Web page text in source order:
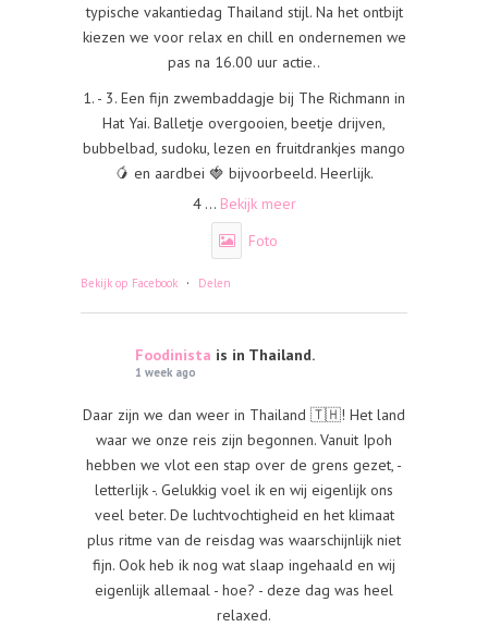
typische vakantiedag Thailand stijl. Na het ontbijt
kiezen we voor relax en chill en ondernemen we
pas na 16.00 uur actie..
1. - 3. Een fijn zwembaddagje bij The Richmann in
Hat Yai. Balletje overgooien, beetje drijven,
bubbelbad, sudoku, lezen en fruitdrankjes mango
🥭 en aardbei 🍓 bijvoorbeeld. Heerlijk.
4 ... Bekijk meer
Foto
Bekijk op Facebook · Delen
Foodinista is in Thailand.
1 week ago
Daar zijn we dan weer in Thailand 🇹🇭! Het land
waar we onze reis zijn begonnen. Vanuit Ipoh
hebben we vlot een stap over de grens gezet, -
letterlijk -. Gelukkig voel ik en wij eigenlijk ons
veel beter. De luchtvochtigheid en het klimaat
plus ritme van de reisdag was waarschijnlijk niet
fijn. Ook heb ik nog wat slaap ingehaald en wij
eigenlijk allemaal - hoe? - deze dag was heel
relaxed.